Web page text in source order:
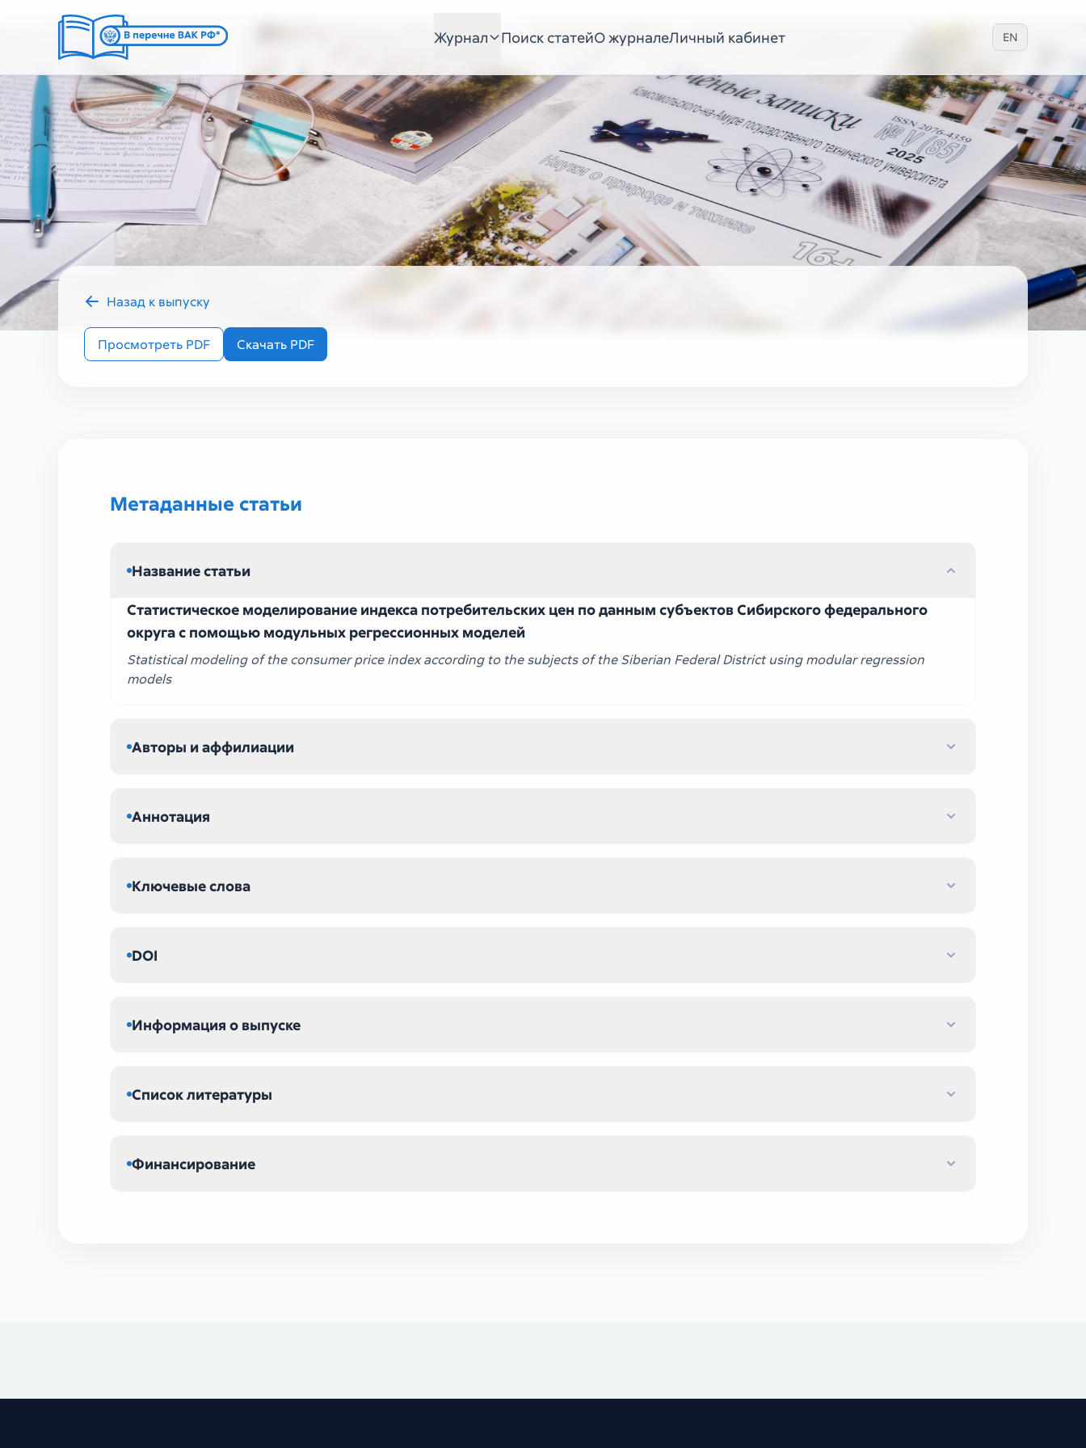
Журнал Поиск статейО журналеЛичный кабинет EN
2024 год
УЗ ТЕХ III (75)
Назад к выпуску
Просмотреть PDF Скачать PDF
Метаданные статьи
Название статьи
Статистическое моделирование индекса потребительских цен по данным субъектов Сибирского федерального
округа с помощью модульных регрессионных моделей
Statistical modeling of the consumer price index according to the subjects of the Siberian Federal District using modular regression
models
Авторы и аффилиации
Аннотация
Ключевые слова
DOI
Информация о выпуске
Список литературы
Финансирование